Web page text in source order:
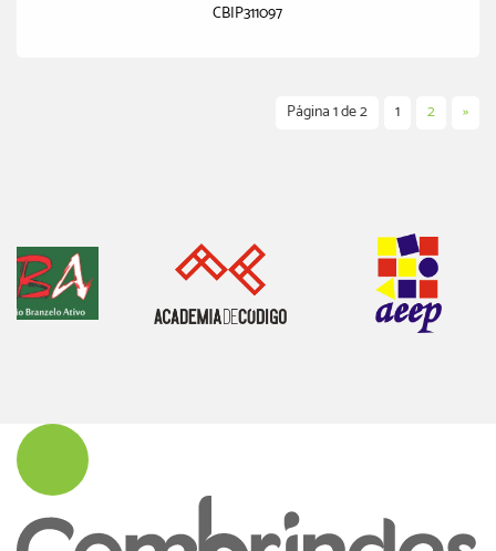
CBIP311097
Página 1 de 2 1 2 »